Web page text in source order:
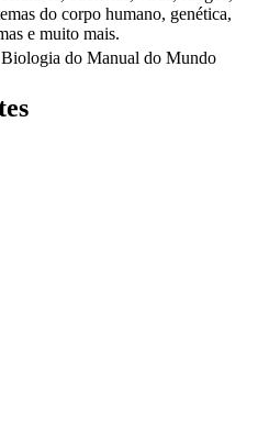
do corpo humano, genética,
e muito mais.
do Manual do Mundo